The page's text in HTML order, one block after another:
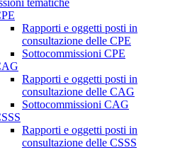
tematiche
Rapporti e oggetti posti in
consultazione delle CPE
Sottocommissioni CPE
Rapporti e oggetti posti in
consultazione delle CAG
Sottocommissioni CAG
Rapporti e oggetti posti in
consultazione delle CSSS